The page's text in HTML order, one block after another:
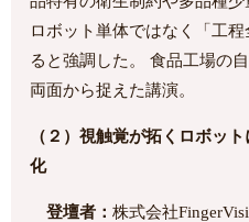
ロボット単体ではなく「工
ると強調した。 食品工場の
両面から捉えた講演。
（２）視触覚が拓くロボッ
化
登壇者：株式会社